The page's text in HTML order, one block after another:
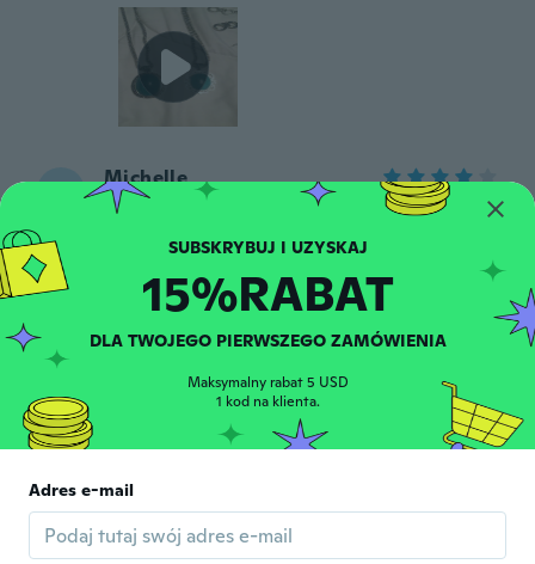
M Michelle
Rok dołączenia 2016
opinie
Mildred
Beautiful Christmas gift. My sister loved
około 7 roku temu
Rok dołączenia 2018
Lijepi nakit!
około 7 roku temu
15%RABAT
DLA TWOJEGO PIERWSZEGO ZAMÓWIENIA
Maksymalny rabat 5 USD
1 kod na klienta.
Adres e-mail